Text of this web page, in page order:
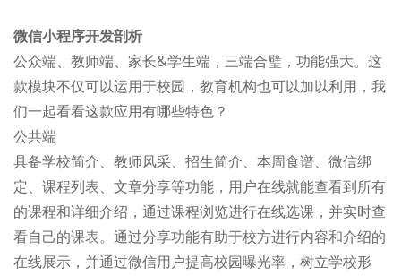
微信小程序开发剖析
公众端、教师端、家长&学生端，三端合璧，功能强大。这
款模块不仅可以运用于校园，教育机构也可以加以利用，我
们一起看看这款应用有哪些特色？
公共端
具备学校简介、教师风采、招生简介、本周食谱、微信绑
定、课程列表、文章分享等功能，用户在线就能查看到所有
的课程和详细介绍，通过课程浏览进行在线选课，并实时查
看自己的课表。通过分享功能有助于校方进行内容和介绍的
在线展示，并通过微信用户提高校园曝光率，树立学校形